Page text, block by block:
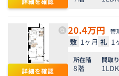
詳細を確認
20.4万円 管
敷 1ヶ月 礼 1
所在階
8階
間取り
1LDK